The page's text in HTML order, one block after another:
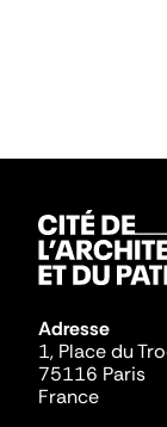
Adresse
1, Place du
75116 Paris
France